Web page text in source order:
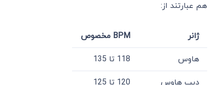
هم عبارتند از:
ژانر BPM مخصوص
هاوس 118 تا 135
دیپ هاوس 120 تا 125